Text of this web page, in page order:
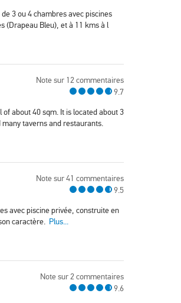
3 ou 4 chambres avec piscines
(Drapeau Bleu), et à 11 kms à l
Note sur 12 commentaires
9.7
about 40 sqm. It is located about 3
taverns and restaurants.
Note sur 41 commentaires
9.5
avec piscine privée, construite en
caractère. Plus...
Note sur 2 commentaires
9.6